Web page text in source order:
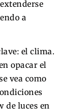
a
el clima.
opacar el
vea como
de luces en